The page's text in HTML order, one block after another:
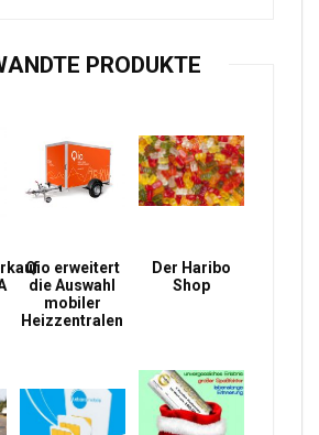
PRODUKTE
Qio erweitert
die Auswahl
mobiler
Heizzentralen
Der Haribo
Shop